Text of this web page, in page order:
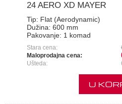
24 AERO XD MAYER
Tip: Flat (Aerodynamic)
Dužina: 600 mm
Pakovanje: 1 komad
Stara cena:
Maloprodajna cena:
Ušteda:
U